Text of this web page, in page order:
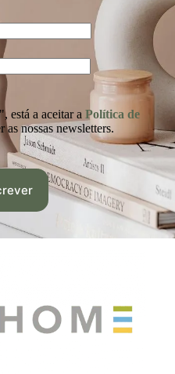
está a aceitar a Política de
as nossas newsletters.